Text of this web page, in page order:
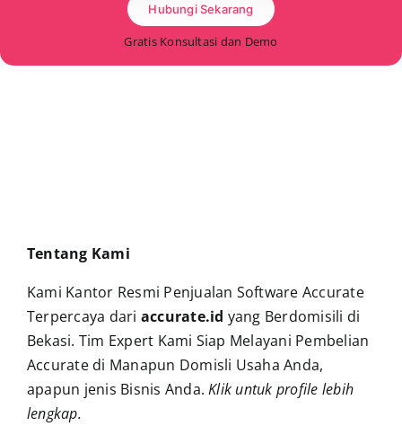
Hubungi Sekarang
Gratis Konsultasi dan Demo
Tentang Kami
Kami Kantor Resmi Penjualan Software Accurate
Terpercaya dari accurate.id yang Berdomisili di
Bekasi. Tim Expert Kami Siap Melayani Pembelian
Accurate di Manapun Domisli Usaha Anda,
apapun jenis Bisnis Anda.Klik untuk profile lebih
lengkap.